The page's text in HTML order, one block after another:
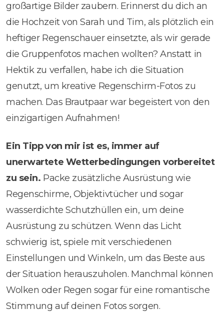
großartige Bilder zaubern. Erinnerst du dich an
die Hochzeit von Sarah und Tim, als plötzlich ein
heftiger Regenschauer einsetzte, als wir gerade
die Gruppenfotos machen wollten? Anstatt in
Hektik zu verfallen, habe ich die Situation
genutzt, um kreative Regenschirm-Fotos zu
machen. Das Brautpaar war begeistert von den
einzigartigen Aufnahmen!
Ein Tipp von mir ist es, immer auf
unerwartete Wetterbedingungen vorbereitet
zu sein. Packe zusätzliche Ausrüstung wie
Regenschirme, Objektivtücher und sogar
wasserdichte Schutzhüllen ein, um deine
Ausrüstung zu schützen. Wenn das Licht
schwierig ist, spiele mit verschiedenen
Einstellungen und Winkeln, um das Beste aus
der Situation herauszuholen. Manchmal können
Wolken oder Regen sogar für eine romantische
Stimmung auf deinen Fotos sorgen.